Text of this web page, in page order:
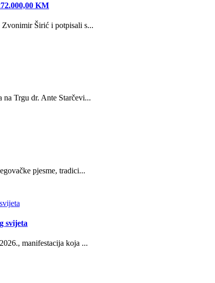
KM
Zvonimir Širić i potpisali s...
Trgu dr. Ante Starčevi...
pjesme, tradici...
svijeta
manifestacija koja ...